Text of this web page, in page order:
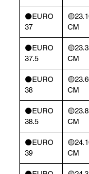
⚫️EURO
37
CM
⚫️EURO
37.5
CM
⚫️EURO
38
CM
⚫️EURO
38.5
CM
⚫️EURO
39
CM